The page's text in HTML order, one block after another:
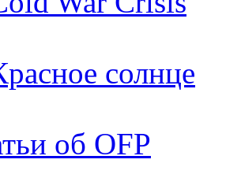
солнце
об OFP